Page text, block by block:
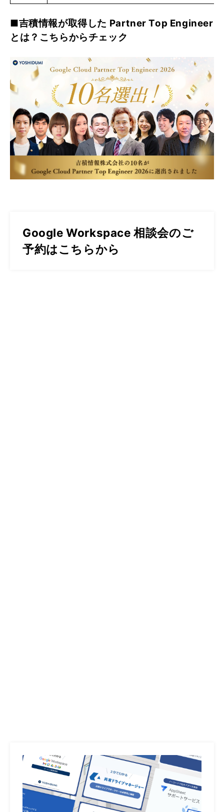
■吉積情報が取得した Partner Top Engineer
とは？こちらからチェック
Google Workspace 相談会のご
予約はこちらから